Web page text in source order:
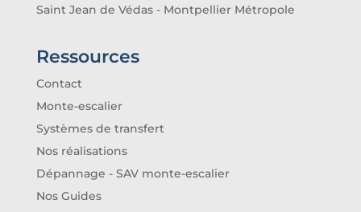
Saint Jean de Védas - Montpellier Métropole
Ressources
Contact
Monte-escalier
Systèmes de transfert
Nos réalisations
Dépannage - SAV monte-escalier
Nos Guides